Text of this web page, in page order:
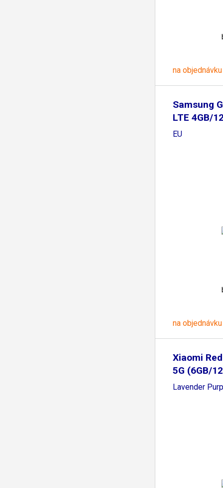
na objednávku
Samsung
LTE 4GB/
EU
na objednávku
Xiaomi
5G (6GB/
Lavender